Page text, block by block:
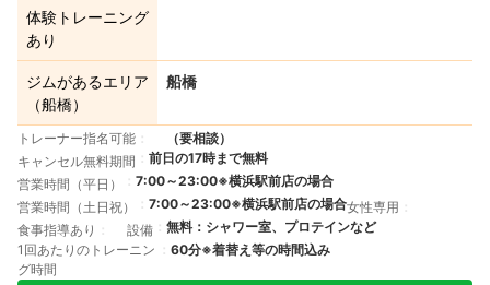
体験トレーニング
あり
ジムがあるエリア
（船橋）
船橋
トレーナー指名可能
（要相談）
キャンセル無料期間
前日の17時まで無料
営業時間（平日）
7:00～23:00※横浜駅前店の場合
営業時間（土日祝）
7:00～23:00※横浜駅前店の場合女性専用
食事指導あり
設備
無料：シャワー室、プロテインなど
1回あたりのトレーニン
グ時間
60分※着替え等の時間込み